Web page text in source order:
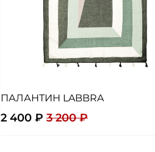
ПАЛАНТИН LABBRA
2 400 ₽ 3 200 ₽